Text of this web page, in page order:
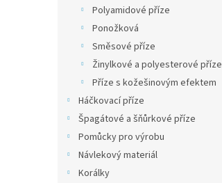
Polyamidové příze
Ponožková
Směsové příze
Žinylkové a polyesterové příze
Příze s kožešinovým efektem
Háčkovací příze
Špagátové a šňůrkové příze
Pomůcky pro výrobu
Návlekový materiál
Korálky